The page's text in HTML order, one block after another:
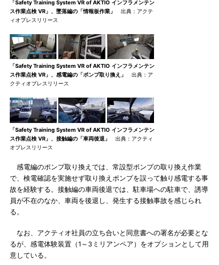
「Safety Training System VR of AKTIO インフラメンテン
ス作業点検 VR」、墜落編の「情報板作業」
出典：アクテ
ィオプレスリリース
「Safety Training System VR of AKTIO インフラメンテン
ス作業点検 VR」、感電編の「ポンプ取り換え」
出典：ア
クティオプレスリリース
「Safety Training System VR of AKTIO インフラメンテン
ス作業点検 VR」、接触編の「車両後退」
出典：アクティ
オプレスリリース
感電編のポンプ取り換えでは、常設型ポンプの取り換え作業
で、検電確認を実施せず取り換えポンプを誤って触り感電する事
故を経験する。接触編の車両後退では、駐車場への駐車で、誘導
員が不在のなか、車両を後退し、発生する接触事故を感じられ
る。
なお、アクティオ社員の立ち合いと同意書への署名が必要とな
るが、感電体験装置（1～3ミリアンペア）をオプションとして用
意している。